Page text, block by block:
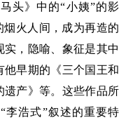
头》中的“小姨”的影
烟火人间，成为再造的
，隐喻、象征是其中
他早期的《三个国王和
遗产》等。这些作品所
李浩式”叙述的重要特